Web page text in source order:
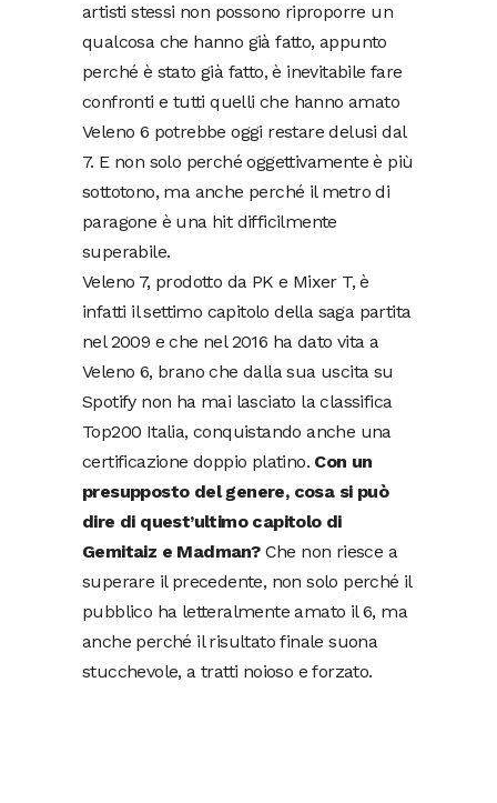
artisti stessi non possono riproporre un
qualcosa che hanno già fatto, appunto
perché è stato già fatto, è inevitabile fare
confronti e tutti quelli che hanno amato
Veleno 6 potrebbe oggi restare delusi dal
7. E non solo perché oggettivamente è più
sottotono, ma anche perché il metro di
paragone è una hit difficilmente
superabile.
Veleno 7, prodotto da PK e Mixer T, è
infatti il settimo capitolo della saga partita
nel 2009 e che nel 2016 ha dato vita a
Veleno 6, brano che dalla sua uscita su
Spotify non ha mai lasciato la classifica
Top200 Italia, conquistando anche una
certificazione doppio platino. Con un
presupposto del genere, cosa si può
dire di quest’ultimo capitolo di
Gemitaiz e Madman?Che non riesce a
superare il precedente, non solo perché il
pubblico ha letteralmente amato il 6, ma
anche perché il risultato finale suona
stucchevole, a tratti noioso e forzato.